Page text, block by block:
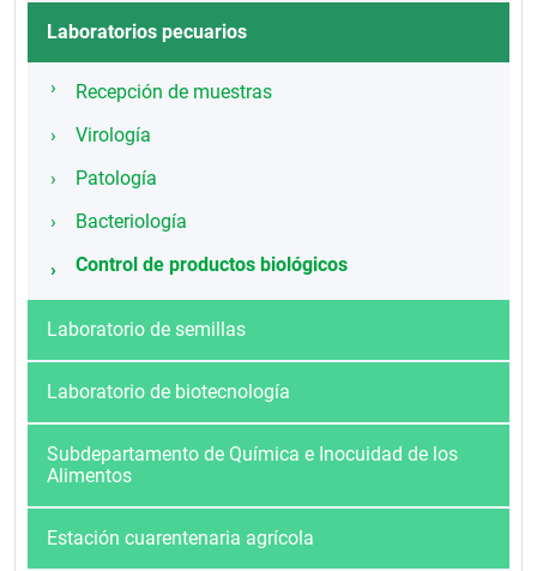
Laboratorios pecuarios
Recepción de muestras
Virología
Patología
Bacteriología
Control de productos biológicos
Laboratorio de semillas
Laboratorio de biotecnología
Subdepartamento de Química e Inocuidad de los
Alimentos
Estación cuarentenaria agrícola